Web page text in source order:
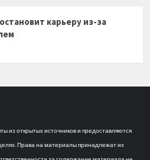
карьеру из-за
из открытых источников и предоставляются
Права на материалы принадлежат их